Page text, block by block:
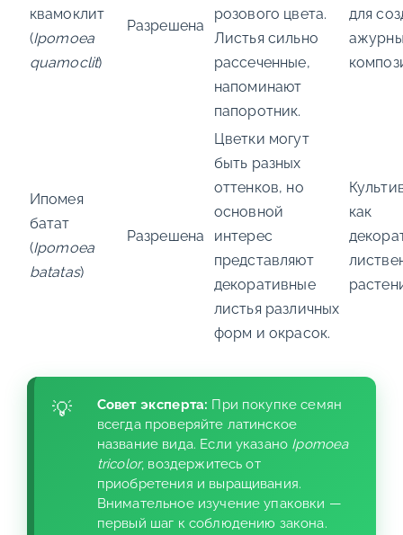
квамоклит
(Ipomoea
quamoclit)
Разрешена
розового цвета.
Листья сильно
рассеченные,
напоминают
папоротник.
для
Ипомея
батат
(Ipomoea
batatas)
Разрешена
Цветки могут
быть разных
оттенков, но
основной
интерес
представляют
декоративные
листья различных
форм и окрасок.
как
Совет эксперта: При покупке семян
всегда проверяйте латинское
название вида. Если указано Ipomoea
tricolor, воздержитесь от
приобретения и выращивания.
Внимательное изучение упаковки —
первый шаг к соблюдению закона.